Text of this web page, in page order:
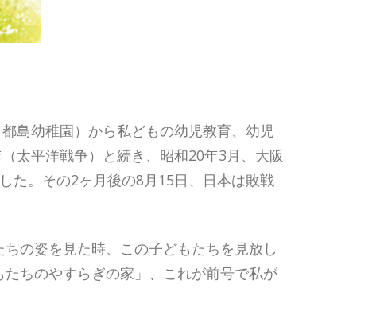
島幼稚園）から私どもの幼児教育、幼児
太平洋戦争）と続き、昭和20年3月、大阪
た。その2ヶ月後の8月15日、日本は敗戦
の姿を見た時、この子どもたちを見放し
ちのやすらぎの家」、これが前号で私が